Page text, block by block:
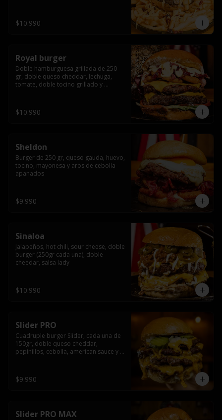
$10.990
Royal burger
Doble hamburguesa grillada de 250
gr, doble queso cheddar, lechuga,
tomate, doble tocino grillado y
salsa de queso cheddar.
$10.990
Sheldon
Burger de 250 gr, queso gauda, huevo,
tocino, mayonesa y aros de cebolla
apanados
$9.990
Sinaloa
Jalapeños, hot chili, sour cheese, doble
burger (250gr cada una), doble
cheedar, salsa lady
$10.990
Slider PRO
Cuadruple burger Slider, cada una de
150gr, doble queso cheddar,
pepinillos, cebolla, american sauce y
$9.990
Slider PRO MAX